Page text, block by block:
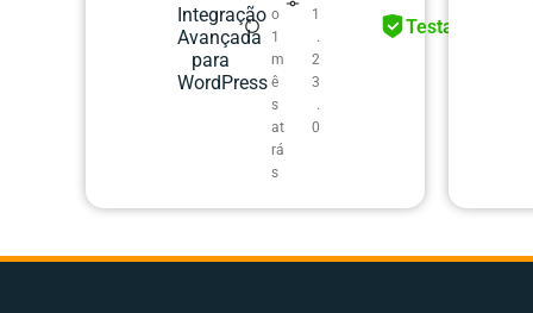
Integração
Avançada
para
WordPress
o
1
m
ê
s
at
rá
s
1
.
2
3
.
0
Testado